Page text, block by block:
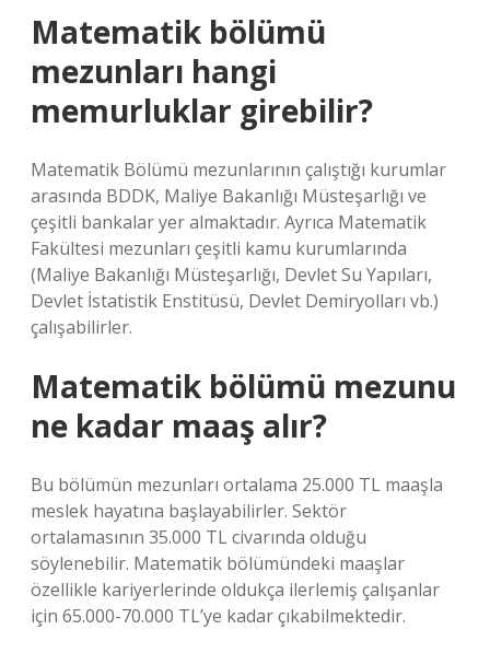
Matematik bölümü
mezunları hangi
memurluklar girebilir?
Matematik Bölümü mezunlarının çalıştığı kurumlar
arasında BDDK, Maliye Bakanlığı Müsteşarlığı ve
çeşitli bankalar yer almaktadır. Ayrıca Matematik
Fakültesi mezunları çeşitli kamu kurumlarında
(Maliye Bakanlığı Müsteşarlığı, Devlet Su Yapıları,
Devlet İstatistik Enstitüsü, Devlet Demiryolları vb.)
çalışabilirler.
Matematik bölümü mezunu
ne kadar maaş alır?
Bu bölümün mezunları ortalama 25.000 TL maaşla
meslek hayatına başlayabilirler. Sektör
ortalamasının 35.000 TL civarında olduğu
söylenebilir. Matematik bölümündeki maaşlar
özellikle kariyerlerinde oldukça ilerlemiş çalışanlar
için 65.000-70.000 TL’ye kadar çıkabilmektedir.